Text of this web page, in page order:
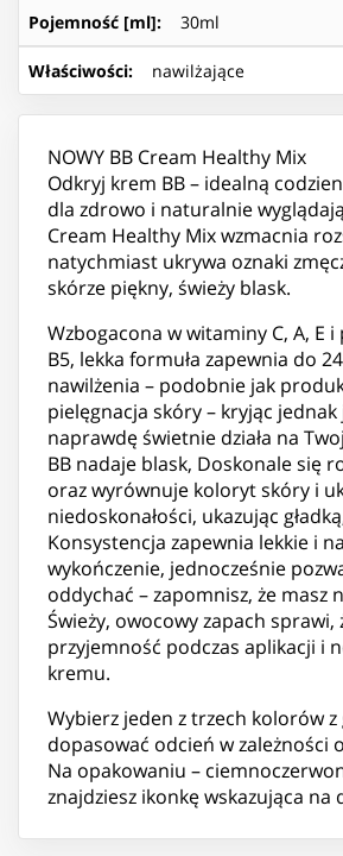
Pojemność [ml]: 30ml
Właściwości: nawilżające
NOWY BB Cream Healthy Mix
Odkryj krem BB – idealną
dla zdrowo i naturalnie
Cream Healthy Mix wzmacnia
natychmiast ukrywa oznaki
skórze piękny, świeży blask.
Wzbogacona w witaminy C, A, E
B5, lekka formuła zapewnia do
nawilżenia – podobnie jak
pielęgnacja skóry – kryjąc jednak
naprawdę świetnie działa na
BB nadaje blask, Doskonale się
oraz wyrównuje koloryt skóry i
niedoskonałości, ukazując
Konsystencja zapewnia lekkie i
wykończenie, jednocześnie
oddychać – zapomnisz, że masz
Świeży, owocowy zapach sprawi,
przyjemność podczas aplikacji i
kremu.
Wybierz jeden z trzech kolorów z
dopasować odcień w zależności
Na opakowaniu –
znajdziesz ikonkę wskazująca na